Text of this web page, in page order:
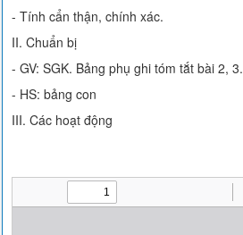
- Tính cẩn thận, chính xác.
II. Chuẩn bị
- GV: SGK. Bảng phụ ghi tóm tắt bài 2, 3.
- HS: bảng con
III. Các hoạt động